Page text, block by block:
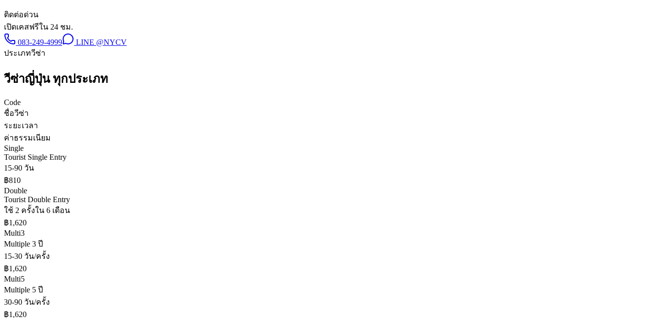
ติดต่อด่วน
เปิดเคสฟรีใน 24 ชม.
083-249-4999
LINE @NYCV
ประเภทวีซ่า
วีซ่าญี่ปุ่น ทุกประเภท
Code
ชื่อวีซ่า
ระยะเวลา
ค่าธรรมเนียม
Single
Tourist Single Entry
15-90 วัน
฿810
Double
Tourist Double Entry
ใช้ 2 ครั้งใน 6 เดือน
฿1,620
Multi3
Multiple 3 ปี
15-30 วัน/ครั้ง
฿1,620
Multi5
Multiple 5 ปี
30-90 วัน/ครั้ง
฿1,620